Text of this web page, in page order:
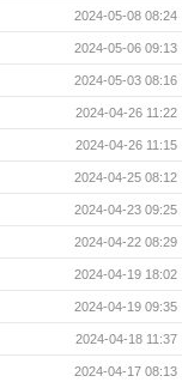
2024-05-08 08:24
2024-05-06 09:13
2024-05-03 08:16
2024-04-26 11:22
2024-04-26 11:15
2024-04-25 08:12
2024-04-23 09:25
2024-04-22 08:29
2024-04-19 18:02
2024-04-19 09:35
2024-04-18 11:37
2024-04-17 08:13